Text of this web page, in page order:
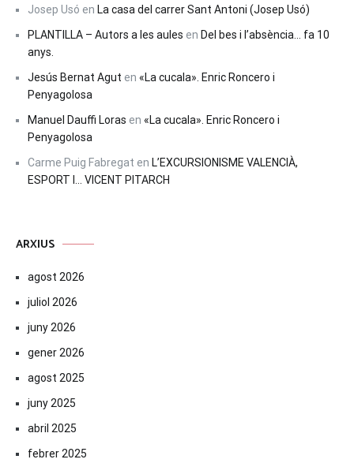
Josep Usó en La casa del carrer Sant Antoni (Josep Usó)
PLANTILLA – Autors a les aules en Del bes i l’absència… fa 10
anys.
Jesús Bernat Agut en «La cucala». Enric Roncero i
Penyagolosa
Manuel Dauffi Loras en «La cucala». Enric Roncero i
Penyagolosa
Carme Puig Fabregat en L’EXCURSIONISME VALENCIÀ,
ESPORT I… VICENT PITARCH
ARXIUS
agost 2026
juliol 2026
juny 2026
gener 2026
agost 2025
juny 2025
abril 2025
febrer 2025